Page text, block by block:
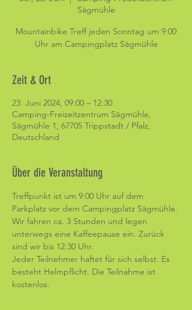
Sägmühle
Mountainbike Treff jeden Sonntag um 9:00
Uhr am Campingplatz Sägmühle
Zeit & Ort
23. Juni 2024, 09:00 – 12:30
Camping-Freizeitzentrum Sägmühle,
Sägmühle 1, 67705 Trippstadt / Pfalz,
Deutschland
Über die Veranstaltung
Treffpunkt ist um 9:00 Uhr auf dem
Parkplatz vor dem Campingplatz Sägmühle.
Wir fahren ca. 3 Stunden und legen
unterwegs eine Kaffeepause ein. Zurück
sind wir bis 12:30 Uhr.
Jeder Teilnehmer haftet für sich selbst. Es
besteht Helmpflicht. Die Teilnahme ist
kostenlos.